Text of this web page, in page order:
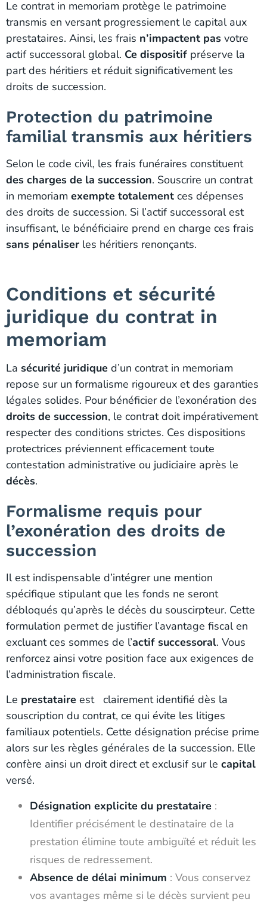
Le contrat in memoriam protège le patrimoine
transmis en versant progressiement le capital aux
prestataires. Ainsi, les frais n’impactent pas votre
actif successoral global. Ce dispositif préserve la
part des héritiers et réduit significativement les
droits de succession.
Protection du patrimoine
familial transmis aux héritiers
Selon le code civil, les frais funéraires constituent
des charges de la succession. Souscrire un contrat
in memoriam exempte totalement ces dépenses
des droits de succession. Si l’actif successoral est
insuffisant, le bénéficiaire prend en charge ces frais
sans pénaliser les héritiers renonçants.
Conditions et sécurité
juridique du contrat in
memoriam
La sécurité juridique d’un contrat in memoriam
repose sur un formalisme rigoureux et des garanties
légales solides. Pour bénéficier de l’exonération des
droits de succession, le contrat doit impérativement
respecter des conditions strictes. Ces dispositions
protectrices préviennent efficacement toute
contestation administrative ou judiciaire après le
décès.
Formalisme requis pour
l’exonération des droits de
succession
Il est indispensable d’intégrer une mention
spécifique stipulant que les fonds ne seront
débloqués qu’après le décès du souscirpteur. Cette
formulation permet de justifier l’avantage fiscal en
excluant ces sommes de l’actif successoral. Vous
renforcez ainsi votre position face aux exigences de
l’administration fiscale.
Le prestataire est clairement identifié dès la
souscription du contrat, ce qui évite les litiges
familiaux potentiels. Cette désignation précise prime
alors sur les règles générales de la succession. Elle
confère ainsi un droit direct et exclusif sur le capital
versé.
Désignation explicite du prestataire :
Identifier précisément le destinataire de la
prestation élimine toute ambiguïté et réduit les
risques de redressement.
Absence de délai minimum : Vous conservez
vos avantages même si le décès survient peu